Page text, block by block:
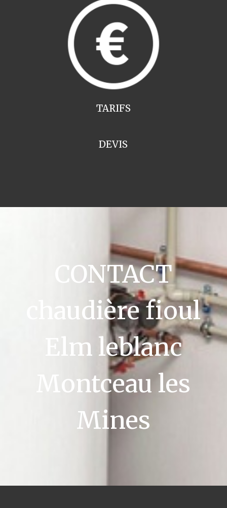
TARIFS
DEVIS
CONTACT
chaudière fioul
Elm leblanc
Montceau les
Mines